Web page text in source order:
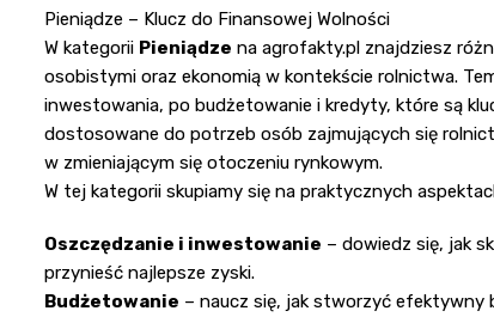
Pieniądze – Klucz do Finansowej Wolności
W kategorii Pieniądze na agrofakty.pl znajdziesz
osobistymi oraz ekonomią w kontekście rolnictwa.
inwestowania, po budżetowanie i kredyty, które są
dostosowane do potrzeb osób zajmujących się
w zmieniającym się otoczeniu rynkowym.
W tej kategorii skupiamy się na praktycznych
Oszczędzanie i inwestowanie – dowiedz się, jak
przynieść najlepsze zyski.
Budżetowanie – naucz się, jak stworzyć efektywny